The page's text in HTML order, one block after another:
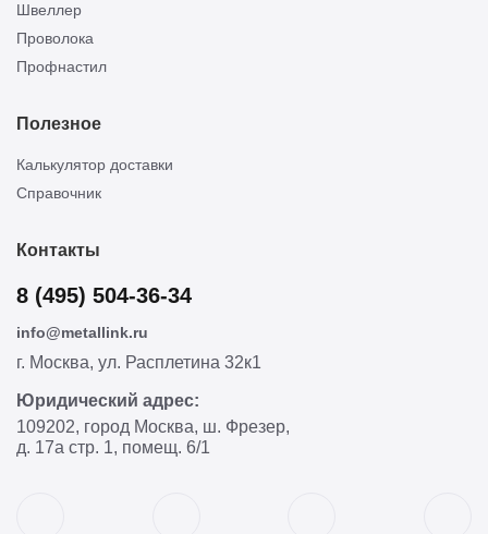
Швеллер
Проволока
Профнастил
Полезное
Калькулятор доставки
Справочник
Контакты
8 (495) 504-36-34
info@metallink.ru
г. Москва, ул. Расплетина 32к1
Юридический адрес:
109202, город Москва, ш. Фрезер,
д. 17а стр. 1, помещ. 6/1